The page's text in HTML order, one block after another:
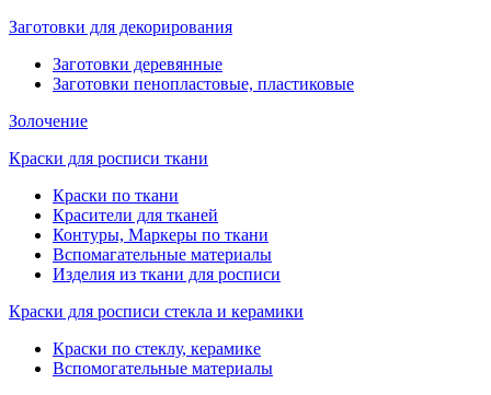
Заготовки для декорирования
Заготовки деревянные
Заготовки пенопластовые, пластиковые
Золочение
Краски для росписи ткани
Краски по ткани
Красители для тканей
Контуры, Маркеры по ткани
Вспомагательные материалы
Изделия из ткани для росписи
Краски для росписи стекла и керамики
Краски по стеклу, керамике
Вспомогательные материалы